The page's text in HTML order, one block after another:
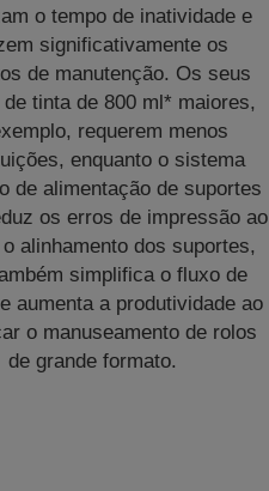
o tempo de inatividade e
significativamente os
de manutenção. Os seus
tinta de 800 ml* maiores,
requerem menos
enquanto o sistema
de alimentação de suportes
os erros de impressão ao
alinhamento dos suportes,
simplifica o fluxo de
aumenta a produtividade ao
o manuseamento de rolos
de grande formato.